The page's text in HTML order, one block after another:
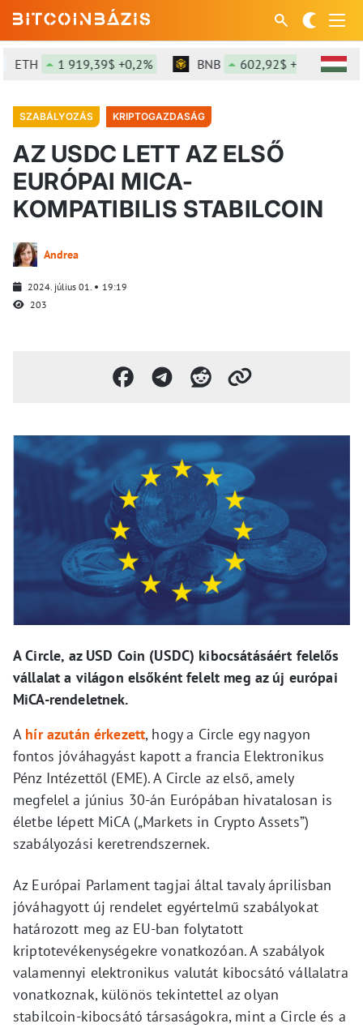
ETH 1 919,39$ +0,2% BNB 602,92$ +1,75%
SZABÁLYOZÁS KRIPTOGAZDASÁG
AZ USDC LETT AZ ELSŐ
EURÓPAI MICA-
KOMPATIBILIS STABILCOIN
Andrea
2024. július 01.
19:19
203
A Circle, az USD Coin (USDC) kibocsátásáért felelős
vállalat a világon elsőként felelt meg az új európai
MiCA-rendeletnek.
A hír azután érkezett, hogy a Circle egy nagyon
fontos jóváhagyást kapott a francia Elektronikus
Pénz Intézettől (EME). A Circle az első, amely
megfelel a június 30-án Európában hivatalosan is
életbe lépett MiCA („Markets in Crypto Assets”)
szabályozási keretrendszernek.
Az Európai Parlament tagjai által tavaly áprilisban
jóváhagyott új rendelet egyértelmű szabályokat
határozott meg az EU-ban folytatott
kriptotevékenységekre vonatkozóan. A szabályok
valamennyi elektronikus valutát kibocsátó vállalatra
vonatkoznak, különös tekintettel az olyan
stabilcoin-kibocsátó társaságokra, mint a Circle és a